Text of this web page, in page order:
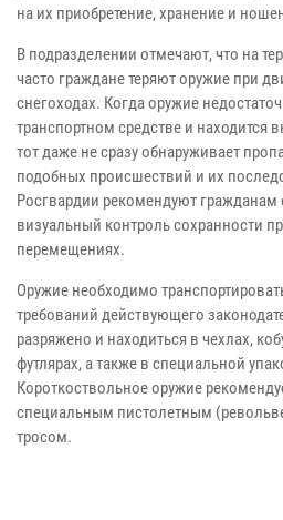
на их приобретение, хранение и
В подразделении отмечают, что на
часто граждане теряют оружие при
снегоходах. Когда оружие
транспортном средстве и находится
тот даже не сразу обнаруживает
подобных происшествий и их
Росгвардии рекомендуют гражданам
визуальный контроль сохранности
перемещениях.
Оружие необходимо
требований действующего
разряжено и находиться в чехлах,
футлярах, а также в специальной
Короткоствольное оружие
специальным пистолетным
тросом.